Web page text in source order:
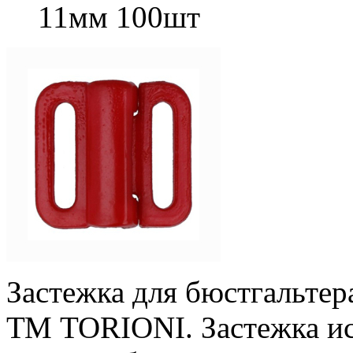
11мм 100шт
Застежка для
ТМ TORIONI. Застежка